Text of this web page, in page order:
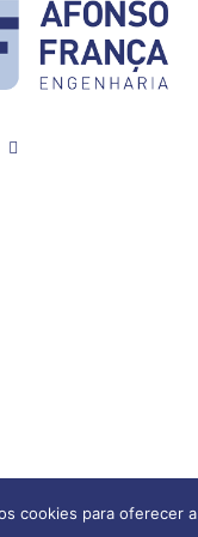
cookies para oferecer